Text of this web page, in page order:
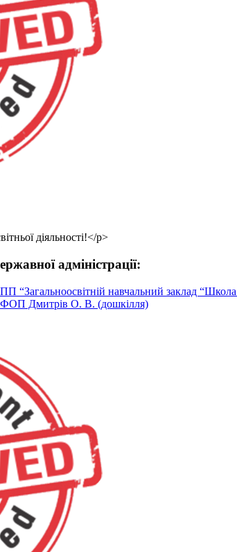
діяльності!</p>
адміністрації:
ПП “Загальноосвітній навчальний заклад
ФОП Дмитрів О. В. (дошкілля)